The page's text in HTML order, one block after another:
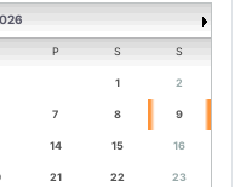
P S S
1 2
7 8 9
14 15 16
21 22 23